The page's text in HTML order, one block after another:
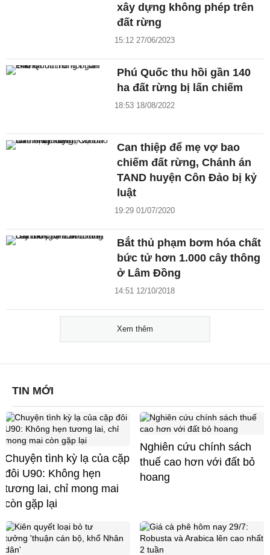
xây dựng không phép trên
đất rừng
15:12 27/06/2023
Phú Quốc thu hồi gần 140
ha đất rừng bị lấn chiếm
18:53 18/08/2022
Can thiệp để mẹ vợ bao
chiếm đất rừng, Chánh án
TAND huyện Côn Đảo bị kỷ
luật
19:29 01/07/2020
Bắt thủ phạm bơm hóa chất
bức tử hơn 1.000 cây thông
ở Lâm Đồng
14:51 12/10/2018
Xem thêm
TIN MỚI
Chuyện tình kỳ lạ của cặp
đôi U90: Không hẹn
tương lai, chỉ mong mai
còn gặp lại
Nghiên cứu chính sách
thuế cao hơn với đất bỏ
hoang